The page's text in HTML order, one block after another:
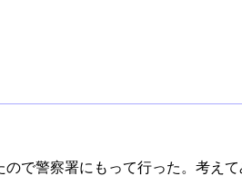
で警察署にもって行った。考え